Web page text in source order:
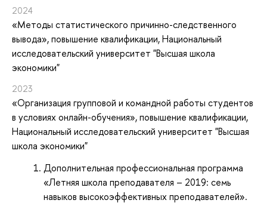
2024
«Методы статистического причинно-следственного
вывода», повышение квалификации, Национальный
исследовательский университет "Высшая школа
экономики"
2023
«Организация групповой и командной работы студентов
в условиях онлайн-обучения», повышение квалификации,
Национальный исследовательский университет "Высшая
школа экономики"
Дополнительная профессиональная программа
«Летняя школа преподавателя – 2019: семь
навыков высокоэффективных преподавателей».